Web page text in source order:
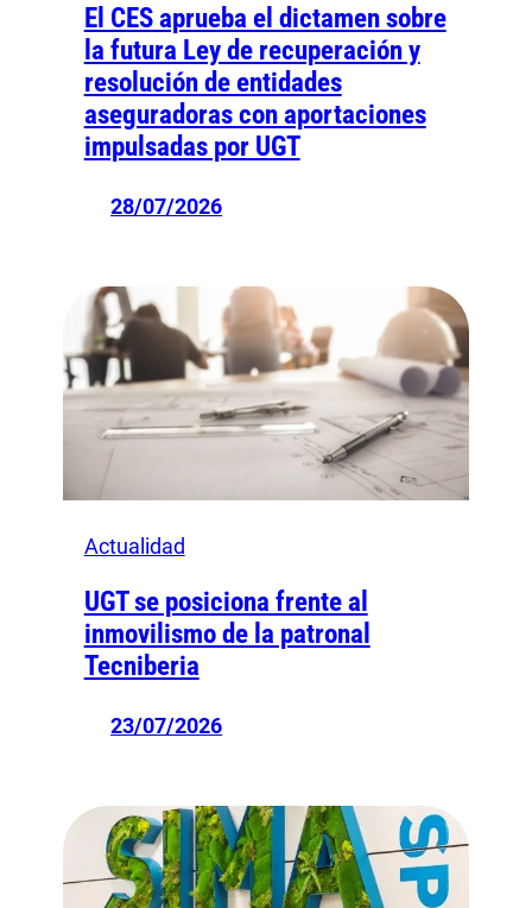
El CES aprueba el dictamen sobre
la futura Ley de recuperación y
resolución de entidades
aseguradoras con aportaciones
impulsadas por UGT
28/07/2026
Actualidad
UGT se posiciona frente al
inmovilismo de la patronal
Tecniberia
23/07/2026